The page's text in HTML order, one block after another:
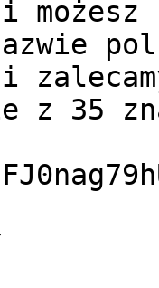
z 35